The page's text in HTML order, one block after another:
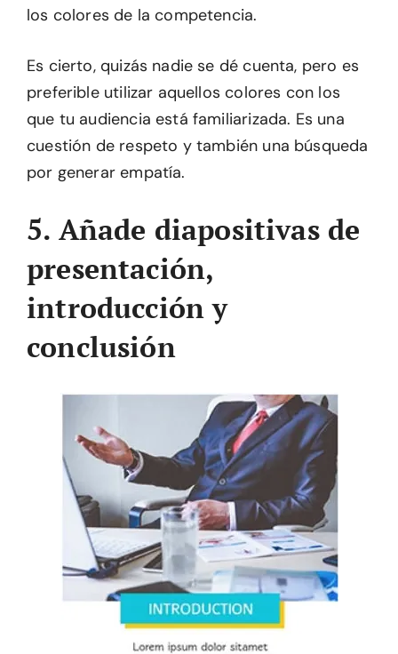
los colores de la competencia.
Es cierto, quizás nadie se dé cuenta, pero es
preferible utilizar aquellos colores con los
que tu audiencia está familiarizada. Es una
cuestión de respeto y también una búsqueda
por generar empatía.
5. Añade diapositivas de
presentación,
introducción y
conclusión